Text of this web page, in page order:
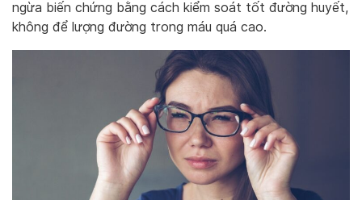
ngừa biến chứng bằng cách kiểm soát tốt đường huyết,
không để lượng đường trong máu quá cao.